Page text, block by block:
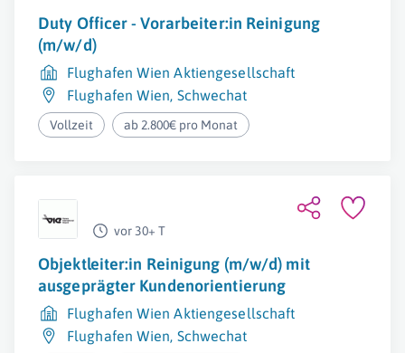
Duty Officer - Vorarbeiter:in Reinigung
(m/w/d)
Flughafen Wien Aktiengesellschaft
Flughafen Wien, Schwechat
Vollzeit ab 2.800€ pro Monat
vor 30+ T
Objektleiter:in Reinigung (m/w/d) mit
ausgeprägter Kundenorientierung
Flughafen Wien Aktiengesellschaft
Flughafen Wien, Schwechat